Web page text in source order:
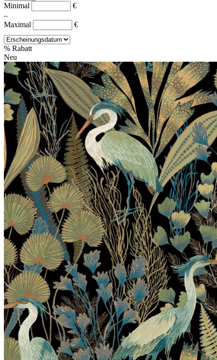
Minimal
€
–
Maximal
€
% Rabatt
Neu